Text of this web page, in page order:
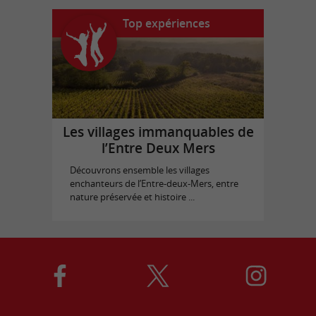
Top expériences
Les villages immanquables de
l’Entre Deux Mers
Découvrons ensemble les villages
enchanteurs de l’Entre-deux-Mers, entre
nature préservée et histoire ...